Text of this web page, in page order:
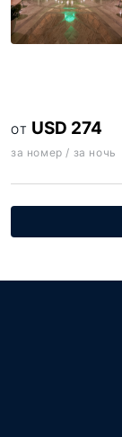
ОТ USD 274
за номер / за ночь